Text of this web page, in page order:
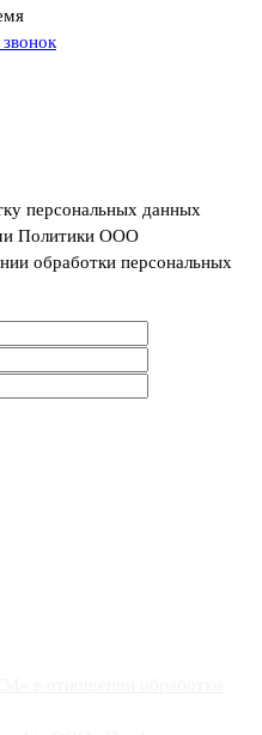
звонок
персональных данных
Политики ООО
обработки персональных